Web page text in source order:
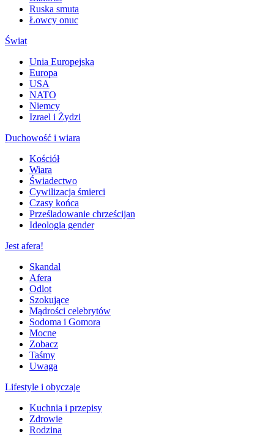
Ruska smuta
Łowcy onuc
Świat
Unia Europejska
Europa
USA
NATO
Niemcy
Izrael i Żydzi
Duchowość i wiara
Kościół
Wiara
Świadectwo
Cywilizacja śmierci
Czasy końca
Prześladowanie chrześcijan
Ideologia gender
Jest afera!
Skandal
Afera
Odlot
Szokujące
Mądrości celebrytów
Sodoma i Gomora
Mocne
Zobacz
Taśmy
Uwaga
Lifestyle i obyczaje
Kuchnia i przepisy
Zdrowie
Rodzina